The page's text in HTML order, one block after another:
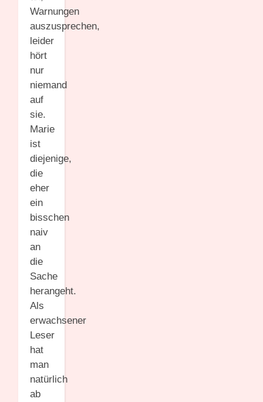
Warnungen
auszusprechen,
leider
hört
nur
niemand
auf
sie.
Marie
ist
diejenige,
die
eher
ein
bisschen
naiv
an
die
Sache
herangeht.
Als
erwachsener
Leser
hat
man
natürlich
ab